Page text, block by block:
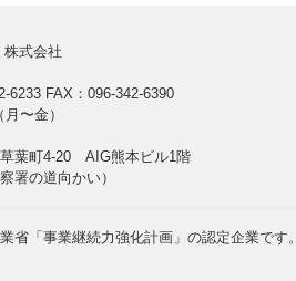
株式会社
6233 FAX：096-342-6390
〜金）
葉町4-20 AIG熊本ビル1階
署の道向かい）
省「事業継続力強化計画」の認定企業です。